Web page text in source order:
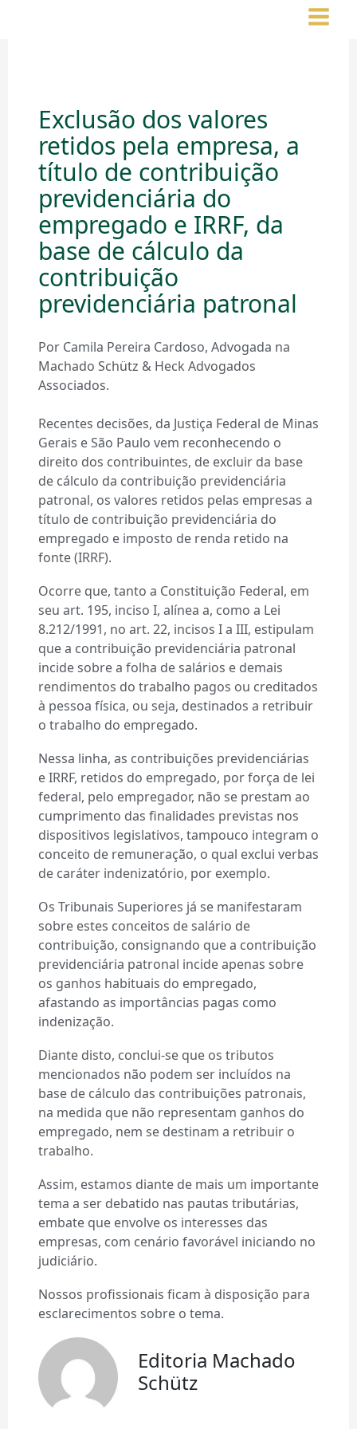
Exclusão dos valores
retidos pela empresa, a
título de contribuição
previdenciária do
empregado e IRRF, da
base de cálculo da
contribuição
previdenciária patronal
Por Camila Pereira Cardoso, Advogada na
Machado Schütz & Heck Advogados
Associados.
Recentes decisões, da Justiça Federal de Minas
Gerais e São Paulo vem reconhecendo o
direito dos contribuintes, de excluir da base
de cálculo da contribuição previdenciária
patronal, os valores retidos pelas empresas a
título de contribuição previdenciária do
empregado e imposto de renda retido na
fonte (IRRF).
Ocorre que, tanto a Constituição Federal, em
seu art. 195, inciso I, alínea a, como a Lei
8.212/1991, no art. 22, incisos I a III, estipulam
que a contribuição previdenciária patronal
incide sobre a folha de salários e demais
rendimentos do trabalho pagos ou creditados
à pessoa física, ou seja, destinados a retribuir
o trabalho do empregado.
Nessa linha, as contribuições previdenciárias
e IRRF, retidos do empregado, por força de lei
federal, pelo empregador, não se prestam ao
cumprimento das finalidades previstas nos
dispositivos legislativos, tampouco integram o
conceito de remuneração, o qual exclui verbas
de caráter indenizatório, por exemplo.
Os Tribunais Superiores já se manifestaram
sobre estes conceitos de salário de
contribuição, consignando que a contribuição
previdenciária patronal incide apenas sobre
os ganhos habituais do empregado,
afastando as importâncias pagas como
indenização.
Diante disto, conclui-se que os tributos
mencionados não podem ser incluídos na
base de cálculo das contribuições patronais,
na medida que não representam ganhos do
empregado, nem se destinam a retribuir o
trabalho.
Assim, estamos diante de mais um importante
tema a ser debatido nas pautas tributárias,
embate que envolve os interesses das
empresas, com cenário favorável iniciando no
judiciário.
Nossos profissionais ficam à disposição para
esclarecimentos sobre o tema.
Editoria Machado
Schütz